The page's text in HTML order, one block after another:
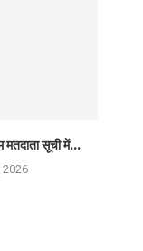
मतदाता सूची में...
2026